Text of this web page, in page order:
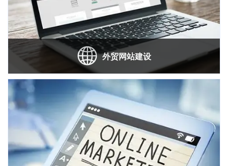
外贸网站建设
主